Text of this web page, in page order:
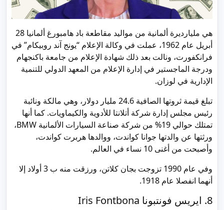
هي مليارديرة ألمانية من مواليد مقاطعة باد هامبورغ ألمانيا 28
أبريل عام 1962، عملت في وكالة الإعلام “يونج آند روبيكام” في
فرانكفورت، ونالت بعد ذلك شهادة الإعلام من جامعة باكنجهام
ودرجة الماجستير في إدارة الإعلام من المعهد الدولي للتنمية
الإدارية في لوزان.
تبلغ قيمة ثروتها الصافية 24.6 مليار دولار، وهي مالكة ونائبة
رئيس مجلس إدارة شركة أتلانتا للأدوية والكيماويات. كما أنها
تمتلك حوالي 19% من شركة صناعة السيارات الألمانية BMW،
ورثتها عن والدتها جوانا كواندت، ووالدها هربرت كواندت،
وأصبحت من أغنى 10 نساء في العالم.
وفي عام 1990 تزوجت بجان كلاتن، ورزقت منه ب 3 أولاد إلا
أنهما انفصلا عام 1918.
8. ايريس فونتبونا Iris Fontbona